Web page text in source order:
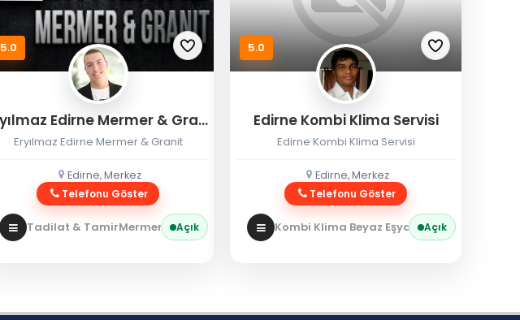
5.0
Eryılmaz Edirne Mermer & Granit
Eryılmaz Edirne Mermer & Granit
Edirne, Merkez
Telefonu Göster
Tadilat & TamirMermer / Granit
Açık
5.0
Edirne Kombi Klima Servisi
Edirne Kombi Klima Servisi
Edirne, Merkez
Telefonu Göster
Kombi Klima Beyaz Eşya Kombi Servisi
Açık